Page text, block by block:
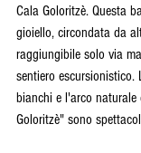
Cala Goloritzè. Questa
gioiello, circondata da
raggiungibile solo via
sentiero
bianchi e l'arco
Goloritzè" sono